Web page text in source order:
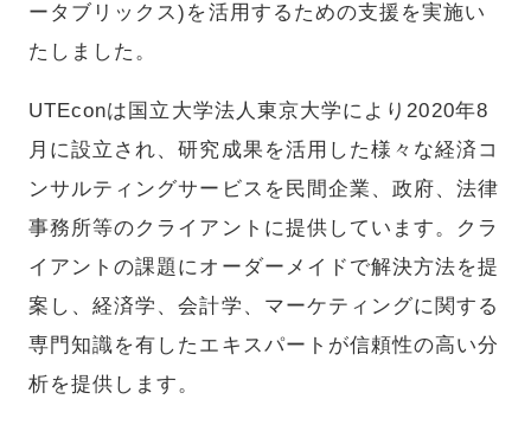
ータブリックス)を活用するための支援を実施い
たしました。
UTEconは国立大学法人東京大学により2020年8
月に設立され、研究成果を活用した様々な経済コ
ンサルティングサービスを民間企業、政府、法律
事務所等のクライアントに提供しています。クラ
イアントの課題にオーダーメイドで解決方法を提
案し、経済学、会計学、マーケティングに関する
専門知識を有したエキスパートが信頼性の高い分
析を提供します。